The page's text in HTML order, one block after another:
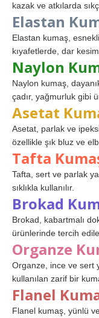
kazak ve atkılarda
Elastan
Elastan kumaş,
kıyafetlerde, dar
Naylon
Naylon kumaş,
çadır, yağmurluk gibi
Asetat
Asetat, parlak ve
özellikle şık bluz ve
Tafta
Tafta, sert ve parlak
sıklıkla kullanılır.
Brokad
Brokad, kabartmalı
ürünlerinde tercih
Organze
Organze, ince ve sert
kullanılan zarif bir
Flanel
Flanel kumaş, yünlü